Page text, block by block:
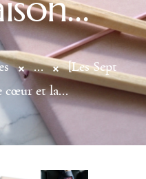
...
[Les Sept
cœur et la...